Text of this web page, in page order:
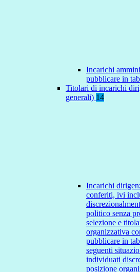
Incarichi
pubblicare in
Titolari di incarichi
generali) 14
Incarichi
conferiti, ivi
politico senza
selezione e
organizzativa
pubblicare in
seguenti
individuati
posizione